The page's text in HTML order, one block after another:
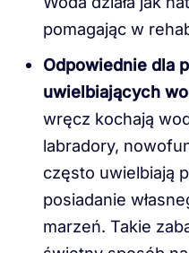
pomagając w
Odpowiednie dla
uwielbiających
wręcz kochają
labradory,
często uwielbiają
posiadanie
marzeń. Takie